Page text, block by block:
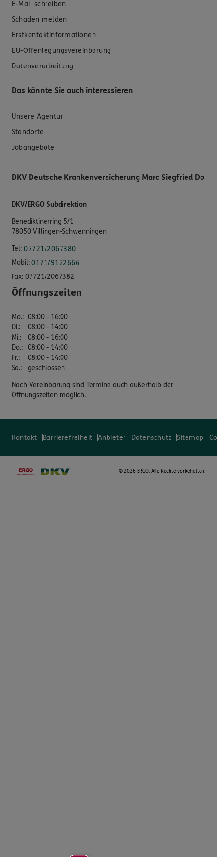
E-Mail schreiben
Schaden melden
Erstkontaktinformationen
EU-Offenlegungsvereinbarung
Datenverarbeitung
Das könnte Sie auch interessieren
Unsere Agentur
Standorte
Jobangebote
DKV Deutsche Krankenversicherung Marc Siegfried Do
DKV/ERGO Subdirektion
Benediktinerring 5/1
78050 Villingen-Schwenningen
Tel: 07721/2067380
Mobil: 0171/9122666
Fax: 07721/2067382
Öffnungszeiten
Mo.: 08:00 - 16:00
Di.:
08:00 - 14:00
Mi.:
08:00 - 16:00
Do.: 08:00 - 14:00
Fr.:
08:00 - 14:00
Sa.: geschlossen
Nach Vereinbarung sind Termine auch außerhalb der
Öffnungszeiten möglich.
Kontakt Barrierefreiheit Anbieter Datenschutz Sitemap
© 2026 ERGO. Alle Rechte vorbehalten.